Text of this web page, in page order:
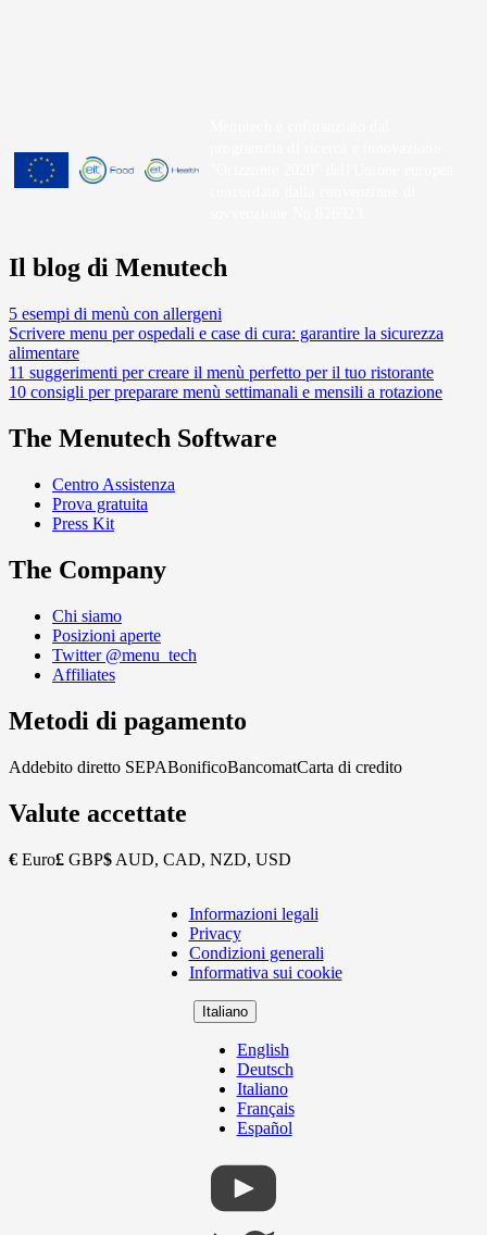
Il blog di Menutech
5 esempi di menù con allergeni
Scrivere menu per ospedali e case di cura: garantire la sicurezza
alimentare
11 suggerimenti per creare il menù perfetto per il tuo ristorante
10 consigli per preparare menù settimanali e mensili a rotazione
The Menutech Software
Centro Assistenza
Prova gratuita
Press Kit
The Company
Chi siamo
Posizioni aperte
Twitter @menu_tech
Affiliates
Metodi di pagamento
Addebito diretto SEPABonificoBancomatCarta di credito
Valute accettate
€ Euro£ GBP$ AUD, CAD, NZD, USD
Copyright
Footer
Informazioni legali
Privacy
Condizioni generali
Informativa sui cookie
Italiano
English
Deutsch
Italiano
Français
Español